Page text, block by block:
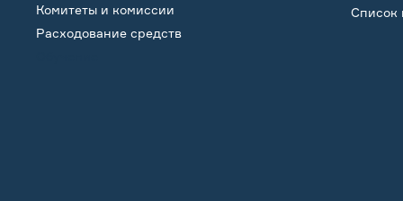
Комитеты и комиссии
Расходование средств
Список